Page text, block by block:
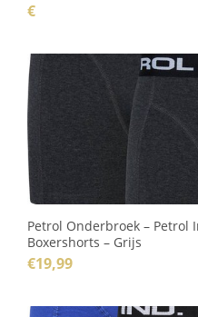
€
Petrol Onderbroek – Petrol
Boxershorts – Grijs
€19,99